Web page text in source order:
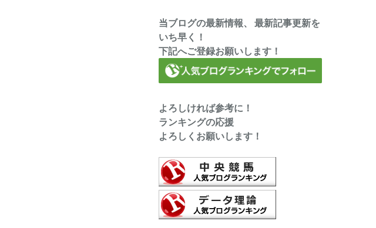
当ブログの最新情報、 最新記事更新を
いち早く！
下記へご登録お願いします！
よろしければ参考に！
ランキングの応援
よろしくお願いします！